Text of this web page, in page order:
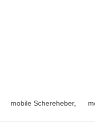
mobile Schereheber,